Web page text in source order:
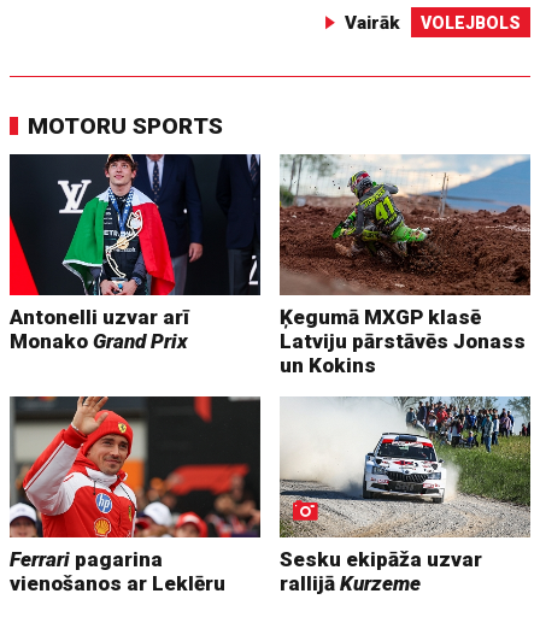
Vairāk VOLEJBOLS
MOTORU SPORTS
Antonelli uzvar arī
MonakoGrand Prix
Ķegumā MXGP klasē
Latviju pārstāvēs Jonass
un Kokins
Ferrari pagarina
vienošanos ar Leklēru
Sesku ekipāža uzvar
rallijāKurzeme